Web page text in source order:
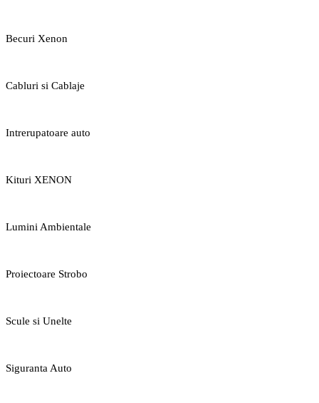
Becuri Xenon
Cabluri si Cablaje
Intrerupatoare auto
Kituri XENON
Lumini Ambientale
Proiectoare Strobo
Scule si Unelte
Siguranta Auto